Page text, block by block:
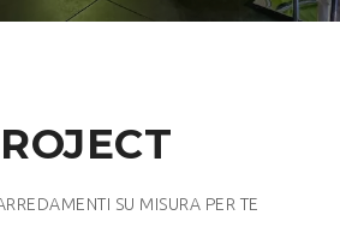
SU MISURA PER TE